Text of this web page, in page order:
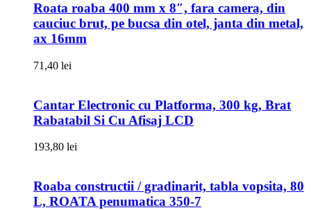
Roata roaba 400 mm x 8″, fara camera, din
cauciuc brut, pe bucsa din otel, janta din metal,
ax 16mm
71,40 lei
Cantar Electronic cu Platforma, 300 kg, Brat
Rabatabil Si Cu Afisaj LCD
193,80 lei
Roaba constructii / gradinarit, tabla vopsita, 80
L, ROATA penumatica 350-7